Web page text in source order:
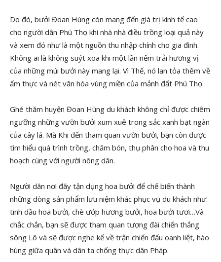
Do đó, bưởi Đoan Hùng còn mang đến giá trị kinh tế cao
cho người dân Phú Thọ khi nhà nhà điều trồng loại quả này
và xem đó như là một nguồn thu nhập chính cho gia đình.
Không ai là không suýt xoa khi một lần nếm trải hương vị
của những múi bưởi này mang lại. Vì Thế, nó lan tỏa thêm về
ẩm thực và nét văn hóa vùng miền của mảnh đất Phú Thọ.
Ghé thăm huyện Đoan Hùng du khách không chỉ được chiêm
ngưỡng những vườn bưởi xum xuê trong sắc xanh bạt ngàn
của cây lá. Mà Khi đến tham quan vườn bưởi, bạn còn được
tìm hiểu quá trình trồng, chăm bón, thụ phân cho hoa và thu
hoạch cùng với người nông dân.
Người dân nơi đây tận dụng hoa bưởi để chế biến thành
những dòng sản phẩm lưu niệm khác phục vụ du khách như:
tinh dầu hoa bưởi, chè ướp hương bưởi, hoa bưởi tươi…Và
chắc chắn, bạn sẽ được tham quan tượng đài chiến thắng
sông Lô và sẽ được nghe kể về trận chiến đấu oanh liệt, hào
hùng giữa quân và dân ta chống thực dân Pháp.